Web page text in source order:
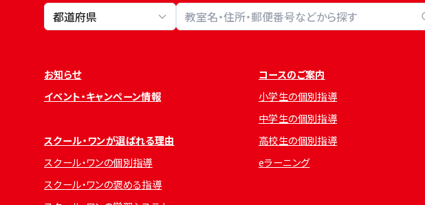
教室検索
お知らせ
イベント・キャンペーン情報
スクール・ワンが選ばれる理由
スクール・ワンの個別指導
スクール・ワンの褒める指導
コースのご案内
小学生の個別指導
中学生の個別指導
高校生の個別指導
eラーニング